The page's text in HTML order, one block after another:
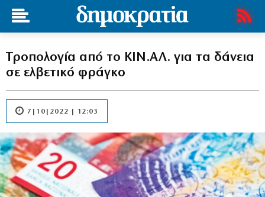
Τροπολογία από το ΚΙΝ.ΑΛ. για τα δάνεια
σε ελβετικό φράγκο
7|10|2022 | 12:03